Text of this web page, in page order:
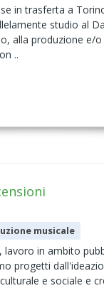
in trasferta a
studio al
alla produzione
..
musicale
in ambito
progetti
e sociale e